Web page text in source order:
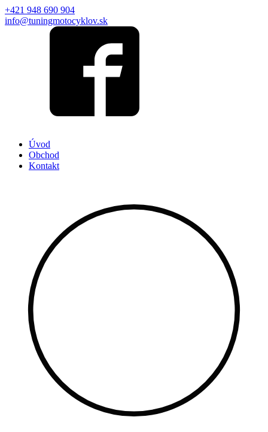
+421 948 690 904
info@tuningmotocyklov.sk
Úvod
Obchod
Kontakt